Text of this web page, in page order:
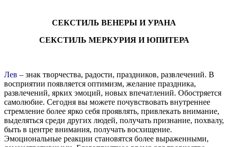
СЕКСТИЛЬ ВЕНЕРЫ И УРАНА
СЕКСТИЛЬ МЕРКУРИЯ И ЮПИТЕРА
Лев – знак творчества, радости, праздников, развлечений. В
восприятии появляется оптимизм, желание праздника,
развлечений, ярких эмоций, новых впечатлений. Обостряется
самолюбие. Сегодня вы можете почувствовать внутреннее
стремление более ярко себя проявлять, привлекать внимание,
выделяться среди других людей, получать признание, похвалу,
быть в центре внимания, получать восхищение.
Эмоциональные реакции становятся более выраженными,